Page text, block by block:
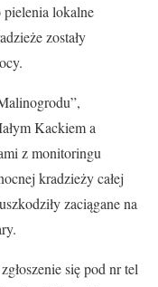
pielenia lokalne
zostały
Kackiem a
z monitoringu
kradzieży całej
zaciągane na
się pod nr tel